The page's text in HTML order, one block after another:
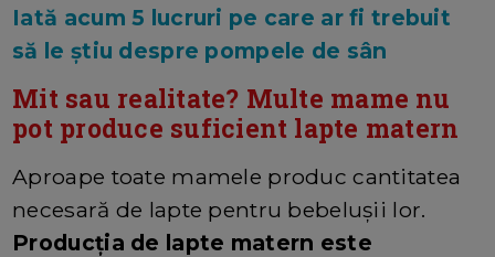
Iată acum 5 lucruri pe care ar fi trebuit
să le știu despre pompele de sân
Mit sau realitate? Multe mame nu
pot produce suficient lapte matern
Aproape toate mamele produc cantitatea
necesară de lapte pentru bebelușii lor.
Producția de lapte matern este